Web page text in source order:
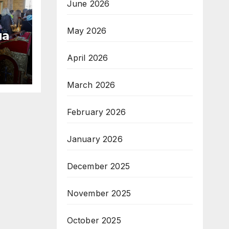
June 2026
May 2026
April 2026
March 2026
February 2026
January 2026
December 2025
November 2025
October 2025